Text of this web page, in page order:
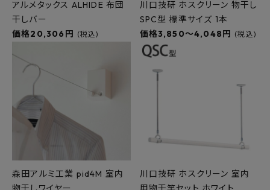
アルメタックス ALHIDE 布団
干しバー
価格20,306円 (税込)
川口技研 ホスクリーン 物干し
SPC型 標準サイズ 1本
価格3,850～4,048円 (税込)
森田アルミ工業 pid4M 室内
川口技研 ホスクリーン 室内